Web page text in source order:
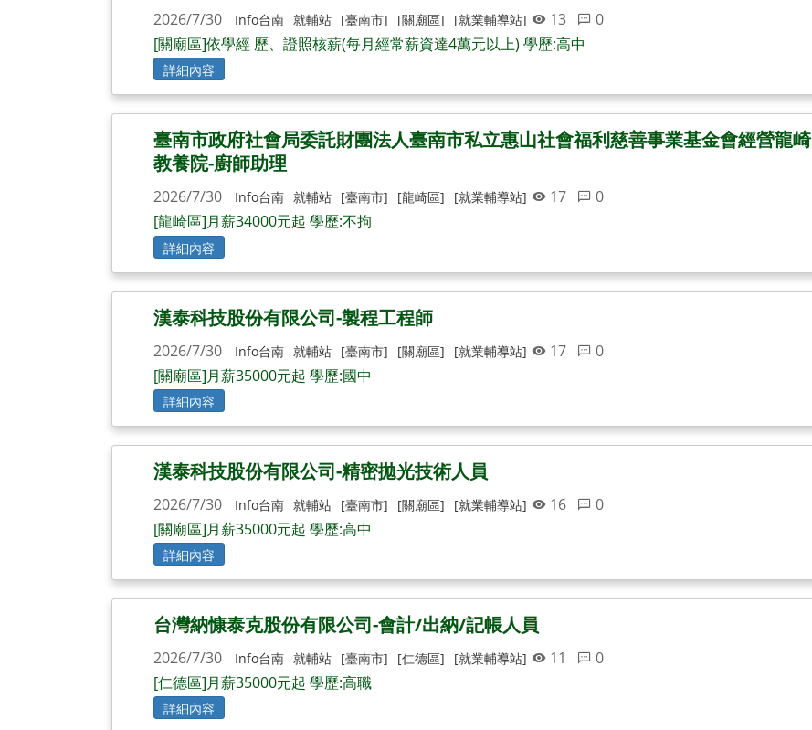
2026/7/30 Info台南 就輔站 [臺南市] [關廟區] [就業輔導站] 13
0
[關廟區]依學經 歷、證照核薪(每月經常薪資達4萬元以上) 學歷:高中
詳細內容
臺南市政府社會局委託財團法人臺南市私立惠山社會福利慈善事業基金會經營龍崎
教養院-廚師助理
2026/7/30 Info台南 就輔站 [臺南市] [龍崎區] [就業輔導站] 17
0
[龍崎區]月薪34000元起 學歷:不拘
詳細內容
漢泰科技股份有限公司-製程工程師
2026/7/30 Info台南 就輔站 [臺南市] [關廟區] [就業輔導站] 17
0
[關廟區]月薪35000元起 學歷:國中
詳細內容
漢泰科技股份有限公司-精密拋光技術人員
2026/7/30 Info台南 就輔站 [臺南市] [關廟區] [就業輔導站] 16
0
[關廟區]月薪35000元起 學歷:高中
詳細內容
台灣納慷泰克股份有限公司-會計/出納/記帳人員
2026/7/30 Info台南 就輔站 [臺南市] [仁德區] [就業輔導站] 11
0
[仁德區]月薪35000元起 學歷:高職
詳細內容